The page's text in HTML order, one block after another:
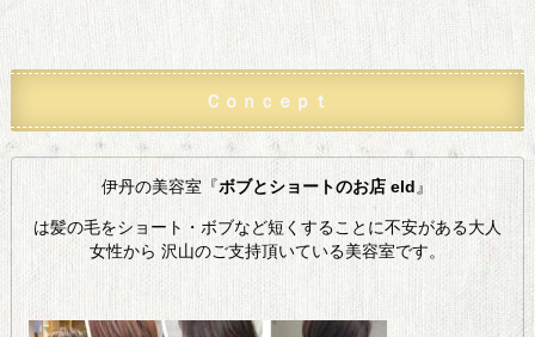
Ｃｏｎｃｅｐｔ
伊丹の美容室『ボブとショートのお店 eld』
は髪の毛をショート・ボブなど短くすることに不安がある大人
女性から 沢山のご支持頂いている美容室です。